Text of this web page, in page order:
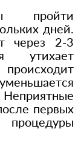
пройти
дней.
через 2-3
первых